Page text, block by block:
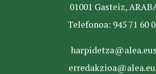
01001 Gasteiz,
Telefonoa: 945 71 60
harpidetza@alea.eus